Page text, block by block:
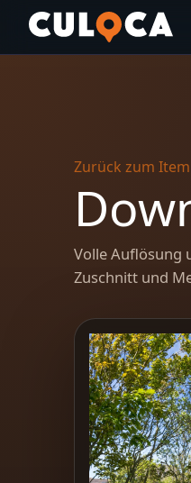
Zurück zum Item
Volle Auflösung
Zuschnitt und